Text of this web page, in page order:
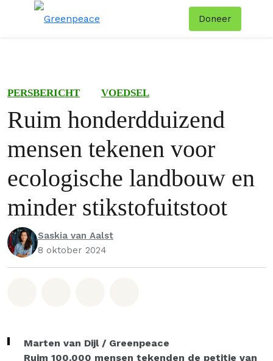
Doneer
PERSBERICHT VOEDSEL
Ruim honderdduizend
mensen tekenen voor
ecologische landbouw en
minder stikstofuitstoot
Saskia van Aalst
8 oktober 2024
Marten van Dijl / Greenpeace
Ruim 100.000 mensen tekenden de petitie van